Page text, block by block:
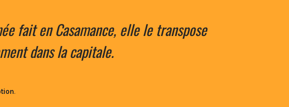
fait en Casamance, elle le transpose
dans la capitale.
.